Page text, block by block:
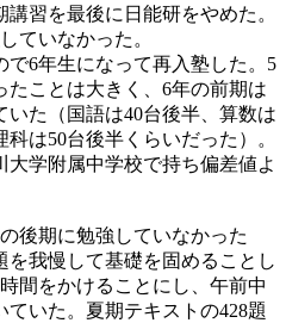
習を最後に日能研をやめた。
ていなかった。
で6年生になって再入塾した。5
ことは大きく、6年の前期は
た（国語は40台後半、算数は
は50台後半くらいだった）。
学附属中学校で持ち偏差値よ
後期に勉強していなかった
我慢して基礎を固めることし
間をかけることにし、午前中
いた。夏期テキストの428題